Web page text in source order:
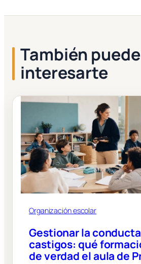
También puede
interesarte
Organización escolar
Gestionar la
castigos: qué
de verdad el aula de